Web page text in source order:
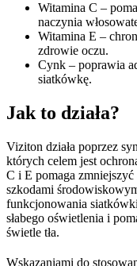
Witamina C –
naczynia
Witamina E –
zdrowie oczu.
Cynk – poprawia
siatkówkę.
Jak to działa?
Viziton działa poprzez
których celem jest
C i E pomaga
szkodami
funkcjonowania
słabego oświetlenia i
świetle tła.
Wskazaniami do